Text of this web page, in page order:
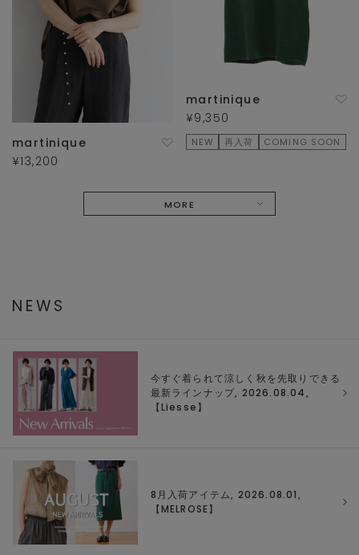
martinique
¥13,200
martinique
¥9,350
NEW 再入荷 COMING SOON
MORE
NEWS
今すぐ着られて涼しく秋を先取りできる
最新ラインナップ, 2026.08.04,
【Liesse 】
8月入荷アイテム, 2026.08.01,
【MELROSE】